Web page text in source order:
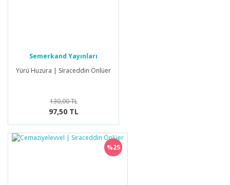
Semerkand Yayınları
Yürü Huzura | Siraceddin Önlüer
130,00 TL
97,50 TL
%25